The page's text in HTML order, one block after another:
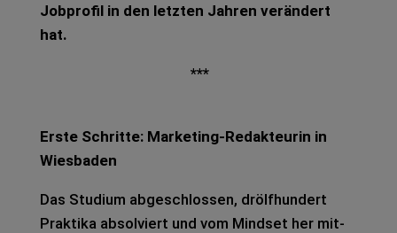
Job­pro­fil in den letz­ten Jah­ren ver­än­dert
hat.
***
Erste Schrit­te: Mar­ke­ting-Redak­teu­rin in
Wies­ba­den
Das Stu­di­um abge­schlos­sen, drölf­hun­dert
Prak­ti­ka absol­viert und vom Mind­set her mit­